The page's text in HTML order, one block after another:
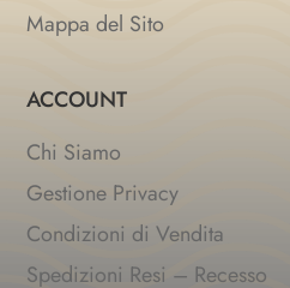
Mappa del Sito
ACCOUNT
Chi Siamo
Gestione Privacy
Condizioni di Vendita
Spedizioni Resi – Recesso